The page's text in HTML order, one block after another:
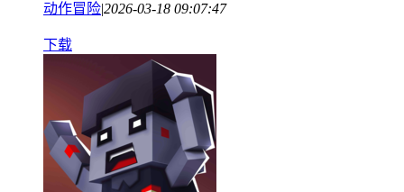
动作冒险|2026-03-18 09:07:47
下载